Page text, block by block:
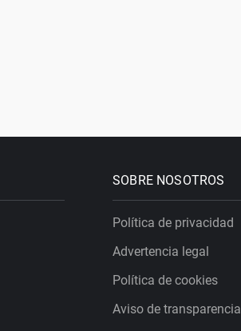
SOBRE NOSOTROS
Política de privacidad
Advertencia legal
Política de cookies
Aviso de transparencia